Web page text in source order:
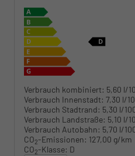
Verbrauch kombiniert: 5,60 l/
Verbrauch Innenstadt: 7,30 l/
Verbrauch Stadtrand: 5,30 l/
Verbrauch Landstraße: 5,10 l/
Verbrauch Autobahn: 5,70 l/
CO2-Emissionen: 127,00 g/km
CO2-Klasse: D